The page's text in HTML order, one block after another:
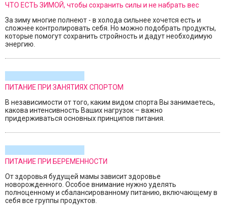
ЧТО ЕСТЬ ЗИМОЙ, чтобы сохранить силы и не набрать вес
За зиму многие полнеют - в холода сильнее хочется есть и
сложнее контролировать себя. Но можно подобрать продукты,
которые помогут сохранить стройность и дадут необходимую
энергию.
ПИТАНИЕ ПРИ ЗАНЯТИЯХ СПОРТОМ
В независимости от того, каким видом спорта Вы занимаетесь,
какова интенсивность Ваших нагрузок – важно
придерживаться основных принципов питания.
ПИТАНИЕ ПРИ БЕРЕМЕННОСТИ
От здоровья будущей мамы зависит здоровье
новорожденного. Особое внимание нужно уделять
полноценному и сбалансированному питанию, включающему в
себя все группы продуктов.